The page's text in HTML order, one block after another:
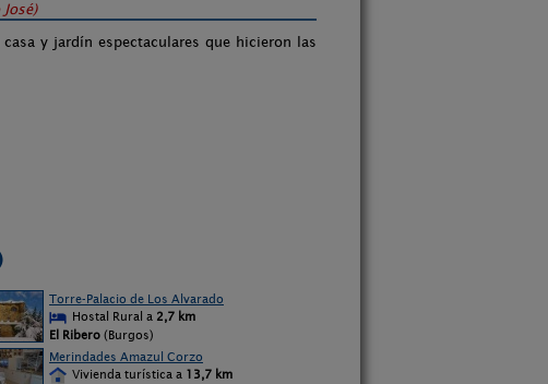
)
y jardín espectaculares que hicieron las
Torre-Palacio de Los Alvarado
Hostal Rural a 2,7 km
El Ribero (Burgos)
Merindades Amazul Corzo
Vivienda turística a 13,7 km